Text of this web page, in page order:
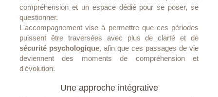
compréhension et un espace dédié pour se poser, se
questionner.
L'accompagnement vise à permettre que ces périodes
puissent être traversées avec plus de clarté et de
sécurité psychologique, afin que ces passages de vie
deviennent des moments de compréhension et
d'évolution.
Une approche intégrative